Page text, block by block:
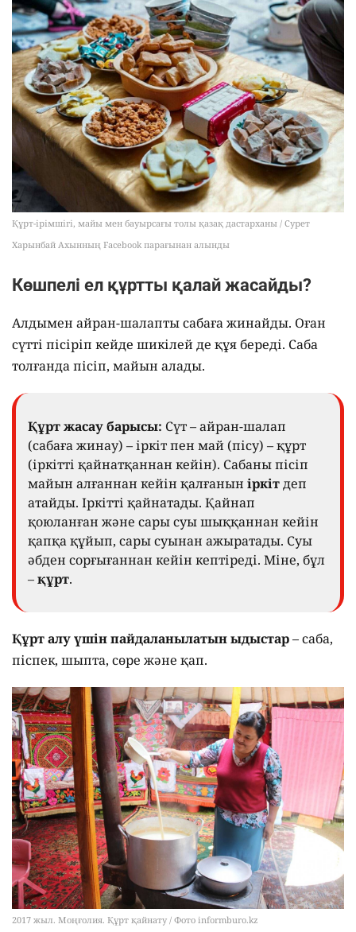
Құрт-ірімшігі, майы мен бауырсағы толы қазақ дастарханы / Сурет
Харынбай Ахынның Facebook парағынан алынды
Көшпелі ел құртты қалай жасайды?
Алдымен айран-шалапты сабаға жинайды. Оған
сүтті пісіріп кейде шикілей де құя береді. Саба
толғанда пісіп, майын алады.
Құрт жасау барысы: Сүт – айран-шалап
(сабаға жинау) – іркіт пен май (пісу) – құрт
(іркітті қайнатқаннан кейін). Сабаны пісіп
майын алғаннан кейін қалғанын іркітдеп
атайды. Іркітті қайнатады. Қайнап
қоюланған және сары суы шыққаннан кейін
қапқа құйып, сары суынан ажыратады. Суы
әбден сорғығаннан кейін кептіреді. Міне, бұл
–құрт.
Құрт алу үшін пайдаланылатын ыдыстар– саба,
піспек, шыпта, сөре және қап.
2017 жыл. Моңғолия. Құрт қайнату / Фото informburo.kz